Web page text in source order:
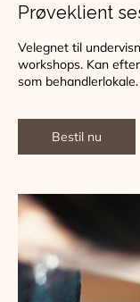
Prøveklient
Velegnet til
workshops. Kan
som behandlerlokale.
Bestil nu